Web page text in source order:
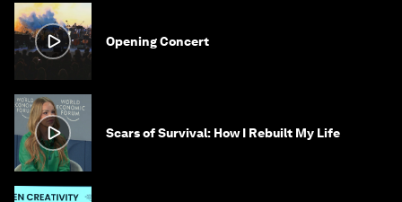
Opening Concert
Scars of Survival: How I Rebuilt My Life